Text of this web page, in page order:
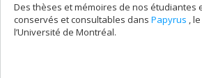
Des thèses et mémoires de nos étudiantes
conservés et consultables dans Papyrus ,
l’Université de Montréal.